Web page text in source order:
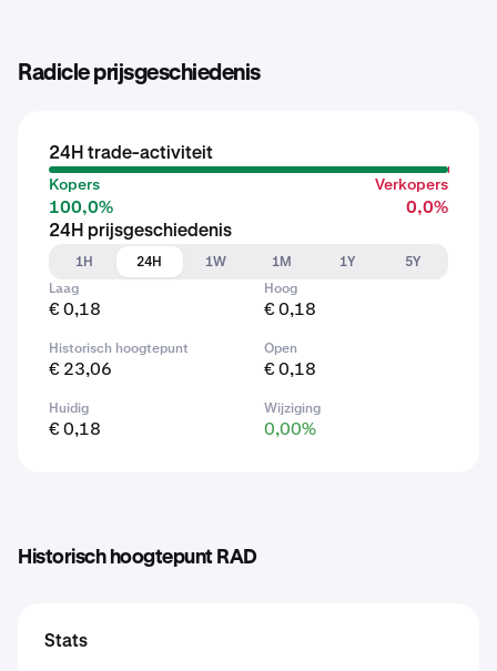
Radicle prijsgeschiedenis
24H trade-activiteit
Kopers
100,0%
Verkopers
0,0%
24H prijsgeschiedenis
1H
24H 1W 1M 1Y
5Y
Laag
€ 0,18
Hoog
€ 0,18
Historisch hoogtepunt
€ 23,06
Open
€ 0,18
Huidig
€ 0,18
Wijziging
0,00%
Historisch hoogtepunt RAD
Stats